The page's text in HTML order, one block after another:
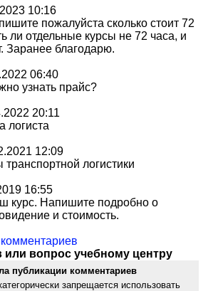
10:16
пожалуйста сколько стоит 72
ли отдельные курсы не 72 часа, и
Заранее благодарю.
06:40
узнать прайс?
20:11
логиста
12:09
транспортной логистики
16:55
курс. Напишите подробно о
и стоимость.
или вопрос учебному центру
публикации комментариев
запрещается использовать